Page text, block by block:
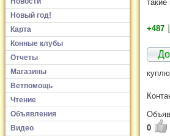
Новый год!
Карта
Конные клубы
Отчеты
Магазины
Ветпомощь
Чтение
Объявления
Видео
+487
0